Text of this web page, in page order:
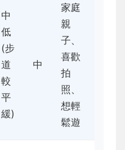
中
低
(步
道
較
平
緩)
中
家庭
親
子、
喜歡
拍
照、
想輕
鬆遊